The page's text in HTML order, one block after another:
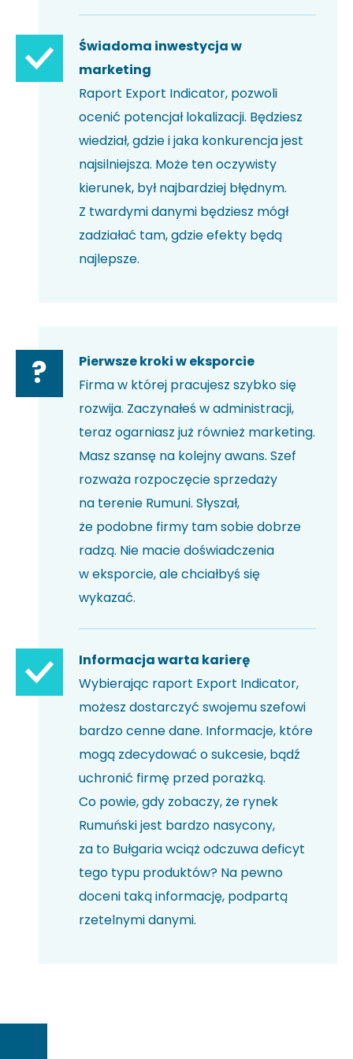
Świadoma inwestycja w
marketing
Raport Export Indicator, pozwoli
ocenić potencjał lokalizacji. Będziesz
wiedział, gdzie i jaka konkurencja jest
najsilniejsza. Może ten oczywisty
kierunek, był najbardziej błędnym.
Z twardymi danymi będziesz mógł
zadziałać tam, gdzie efekty będą
najlepsze.
?
Pierwsze kroki w eksporcie
Firma w której pracujesz szybko się
rozwija. Zaczynałeś w administracji,
teraz ogarniasz już również marketing.
Masz szansę na kolejny awans. Szef
rozważa rozpoczęcie sprzedaży
na terenie Rumuni. Słyszał,
że podobne firmy tam sobie dobrze
radzą. Nie macie doświadczenia
w eksporcie, ale chciałbyś się
wykazać.
Informacja warta karierę
Wybierając raport Export Indicator,
możesz dostarczyć swojemu szefowi
bardzo cenne dane. Informacje, które
mogą zdecydować o sukcesie, bądź
uchronić firmę przed porażką.
Co powie, gdy zobaczy, że rynek
Rumuński jest bardzo nasycony,
za to Bułgaria wciąż odczuwa deficyt
tego typu produktów? Na pewno
doceni taką informację, podpartą
rzetelnymi danymi.